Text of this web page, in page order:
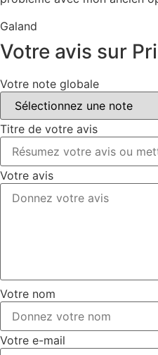
Galand
Votre avis sur
Votre note globale
Titre de votre avis
Votre avis
Votre nom
Votre e-mail